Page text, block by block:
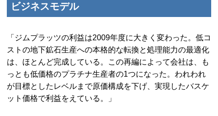
ビジネスモデル
「ジムプラッツの利益は2009年度に大きく変わった。低コ
ストの地下鉱石生産への本格的な転換と処理能力の最適化
は、ほとんど完成している。この再編によって会社は、も
っとも低価格のプラチナ生産者の1つになった。われわれ
が目標としたレベルまで原価構成を下げ、実現したバスケ
ット価格で利益をえている。」